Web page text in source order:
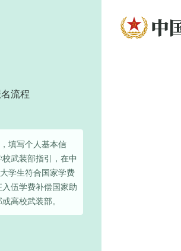
流程
填写个人基本信
武装部指引，在中
学生符合国家学费
伍学费补偿国家助
高校武装部。